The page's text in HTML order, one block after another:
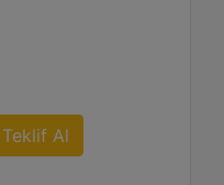
Teklif Al